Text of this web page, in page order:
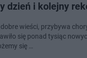
dzień i kolejny
dobre wieści, przybywa
się ponad tysiąc
się …